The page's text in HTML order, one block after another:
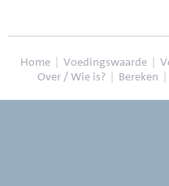
Home | Voedingswaarde |
Over / Wie is? | Bereken |